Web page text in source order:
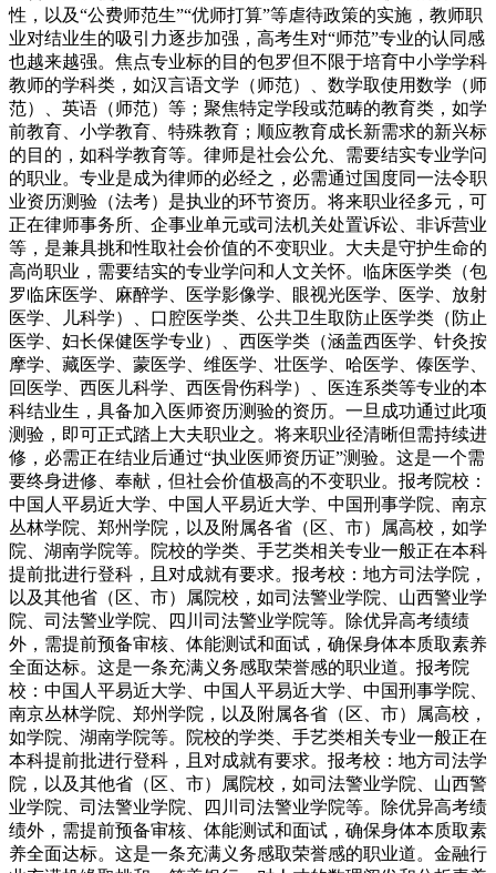
性，以及“公费师范生”“优师打算”等虐待政策的实施，教师职
业对结业生的吸引力逐步加强，高考生对“师范”专业的认同感
也越来越强。焦点专业标的目的包罗但不限于培育中小学学科
教师的学科类，如汉言语文学（师范）、数学取使用数学（师
范）、英语（师范）等；聚焦特定学段或范畴的教育类，如学
前教育、小学教育、特殊教育；顺应教育成长新需求的新兴标
的目的，如科学教育等。律师是社会公允、需要结实专业学问
的职业。专业是成为律师的必经之，必需通过国度同一法令职
业资历测验（法考）是执业的环节资历。将来职业径多元，可
正在律师事务所、企事业单元或司法机关处置诉讼、非诉营业
等，是兼具挑和性取社会价值的不变职业。大夫是守护生命的
高尚职业，需要结实的专业学问和人文关怀。临床医学类（包
罗临床医学、麻醉学、医学影像学、眼视光医学、医学、放射
医学、儿科学）、口腔医学类、公共卫生取防止医学类（防止
医学、妇长保健医学专业）、西医学类（涵盖西医学、针灸按
摩学、藏医学、蒙医学、维医学、壮医学、哈医学、傣医学、
回医学、西医儿科学、西医骨伤科学）、医连系类等专业的本
科结业生，具备加入医师资历测验的资历。一旦成功通过此项
测验，即可正式踏上大夫职业之。将来职业径清晰但需持续进
修，必需正在结业后通过“执业医师资历证”测验。这是一个需
要终身进修、奉献，但社会价值极高的不变职业。报考院校：
中国人平易近大学、中国人平易近大学、中国刑事学院、南京
丛林学院、郑州学院，以及附属各省（区、市）属高校，如学
院、湖南学院等。院校的学类、手艺类相关专业一般正在本科
提前批进行登科，且对成就有要求。报考校：地方司法学院，
以及其他省（区、市）属院校，如司法警业学院、山西警业学
院、司法警业学院、四川司法警业学院等。除优异高考绩绩
外，需提前预备审核、体能测试和面试，确保身体本质取素养
全面达标。这是一条充满义务感取荣誉感的职业道。报考院
校：中国人平易近大学、中国人平易近大学、中国刑事学院、
南京丛林学院、郑州学院，以及附属各省（区、市）属高校，
如学院、湖南学院等。院校的学类、手艺类相关专业一般正在
本科提前批进行登科，且对成就有要求。报考校：地方司法学
院，以及其他省（区、市）属院校，如司法警业学院、山西警
业学院、司法警业学院、四川司法警业学院等。除优异高考绩
绩外，需提前预备审核、体能测试和面试，确保身体本质取素
养全面达标。这是一条充满义务感取荣誉感的职业道。金融行